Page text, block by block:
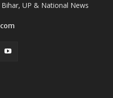
UP & National News